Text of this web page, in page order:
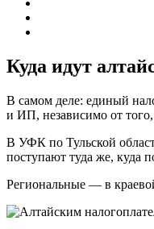
Куда идут
В самом деле: единый
и ИП, независимо от
В УФК по Тульской
поступают туда же, куда
Региональные — в